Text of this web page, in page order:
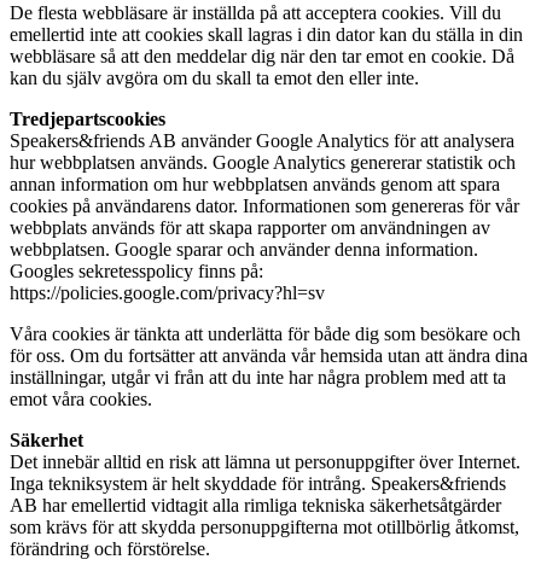
De flesta webbläsare är inställda på att acceptera cookies. Vill du
emellertid inte att cookies skall lagras i din dator kan du ställa in din
webbläsare så att den meddelar dig när den tar emot en cookie. Då
kan du själv avgöra om du skall ta emot den eller inte.
Tredjepartscookies
Speakers&friends AB använder Google Analytics för att analysera
hur webbplatsen används. Google Analytics genererar statistik och
annan information om hur webbplatsen används genom att spara
cookies på användarens dator. Informationen som genereras för vår
webbplats används för att skapa rapporter om användningen av
webbplatsen. Google sparar och använder denna information.
Googles sekretesspolicy finns på:
https://policies.google.com/privacy?hl=sv
Våra cookies är tänkta att underlätta för både dig som besökare och
för oss. Om du fortsätter att använda vår hemsida utan att ändra dina
inställningar, utgår vi från att du inte har några problem med att ta
emot våra cookies.
Säkerhet
Det innebär alltid en risk att lämna ut personuppgifter över Internet.
Inga tekniksystem är helt skyddade för intrång. Speakers&friends
AB har emellertid vidtagit alla rimliga tekniska säkerhetsåtgärder
som krävs för att skydda personuppgifterna mot otillbörlig åtkomst,
förändring och förstörelse.